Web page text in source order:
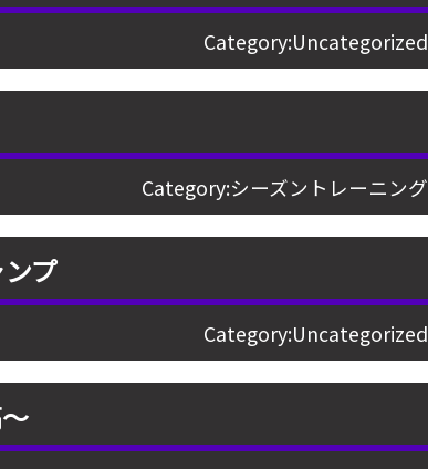
Category:Uncategorized
Category:シーズントレーニング
プ
Category:Uncategorized